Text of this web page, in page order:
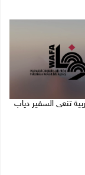
تنعى السفير دياب